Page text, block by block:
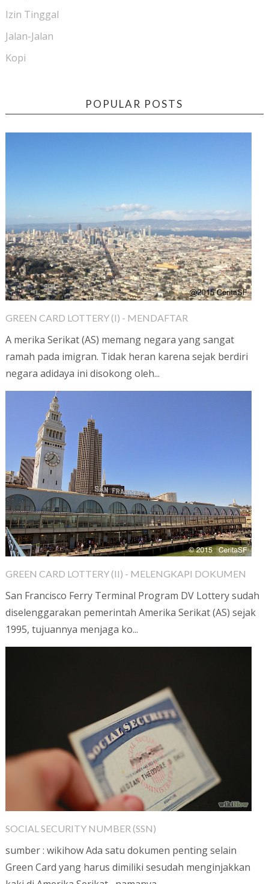
Izin Tinggal
Jalan-Jalan
Kopi
POPULAR POSTS
GREEN CARD LOTTERY (I) - MENDAFTAR
A merika Serikat (AS) memang negara yang sangat
ramah pada imigran. Tidak heran karena sejak berdiri
negara adidaya ini disokong oleh...
GREEN CARD LOTTERY (II) - MELENGKAPI DOKUMEN
San Francisco Ferry Terminal Program DV Lottery sudah
diselenggarakan pemerintah Amerika Serikat (AS) sejak
1995, tujuannya menjaga ko...
SOCIAL SECURITY NUMBER (SSN)
sumber : wikihow Ada satu dokumen penting selain
Green Card yang harus dimiliki sesudah menginjakkan